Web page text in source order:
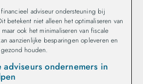
adviseur ondersteuning bij
betekent niet alleen het optimaliseren van
ook het minimaliseren van fiscale
aanzienlijke besparingen opleveren en
houden.
adviseurs ondernemers in